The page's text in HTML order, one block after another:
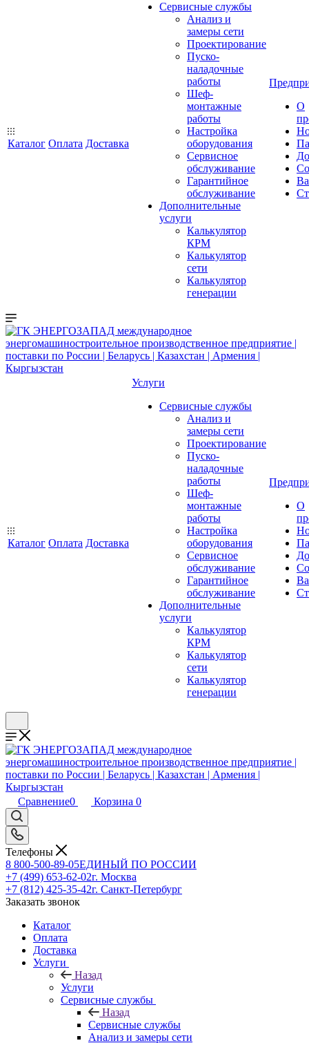
Каталог Оплата Доставка
Сервисные службы
Анализ и
замеры сети
Проектирование
Пуско-
наладочные
работы
Шеф-
монтажные
работы
Настройка
оборудования
Сервисное
обслуживание
Гарантийное
обслуживание
Дополнительные
услуги
Калькулятор
КРМ
Калькулятор
сети
Калькулятор
генерации
О
Каталог Оплата Доставка
Услуги
Сервисные службы
Анализ и
замеры сети
Проектирование
Пуско-
наладочные
работы
Шеф-
монтажные
работы
Настройка
оборудования
Сервисное
обслуживание
Гарантийное
обслуживание
Дополнительные
услуги
Калькулятор
КРМ
Калькулятор
сети
Калькулятор
генерации
О
Сравнение0 Корзина 0
Телефоны
8 800-500-89-05ЕДИНЫЙ ПО РОССИИ
+7 (499) 653-62-02г. Москва
+7 (812) 425-35-42г. Санкт-Петербург
Заказать звонок
Каталог
Оплата
Доставка
Услуги
Назад
Услуги
Сервисные службы
Назад
Сервисные службы
Анализ и замеры сети